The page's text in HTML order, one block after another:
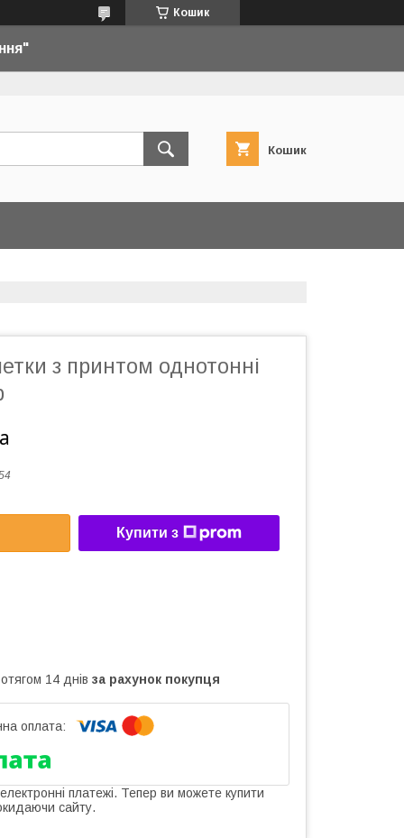
Кошик
Кошик
з принтом однотонні
Купити з
14 днів за рахунок покупця
платежі. Тепер ви можете купити
сайту.